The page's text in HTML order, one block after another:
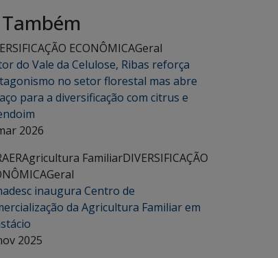
ECONÔMICAGeral
do Vale da Celulose, Ribas reforça
no setor florestal mas abre
para a diversificação com citrus e
2026
Agricultura FamiliarDIVERSIFICAÇÃO
Geral
inaugura Centro de
da Agricultura Familiar em
2025